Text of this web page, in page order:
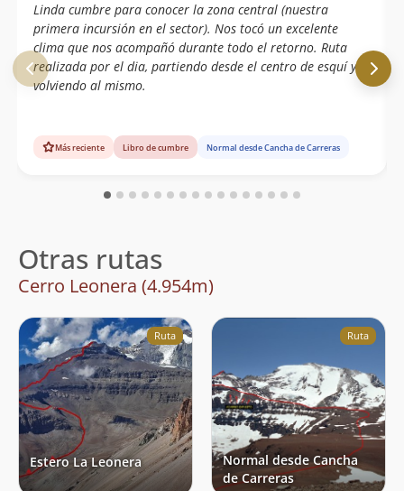
Linda cumbre para conocer la zona central (nuestra
primera incursión en el sector). Nos tocó un excelente
clima que nos acompañó durante todo el retorno. Ruta
realizada por el dia, partiendo desde el centro de esquí y
volviendo al mismo.
Más reciente Libro de cumbre Normal desde Cancha de Carreras
Otras rutas
Cerro Leonera (4.954m)
Ruta
Estero La Leonera
Ruta
Normal desde Cancha
de Carreras